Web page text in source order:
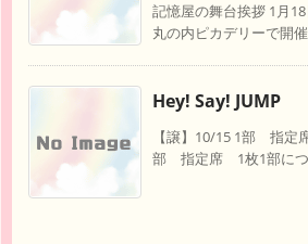
記憶屋の舞台挨拶 1月
丸の内ピカデリーで開
Hey! Say! JUMP
【譲】10/15 1部 指
部 指定席 1枚1部につ